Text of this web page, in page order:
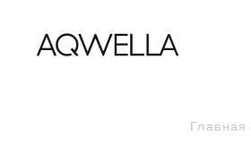
Главная